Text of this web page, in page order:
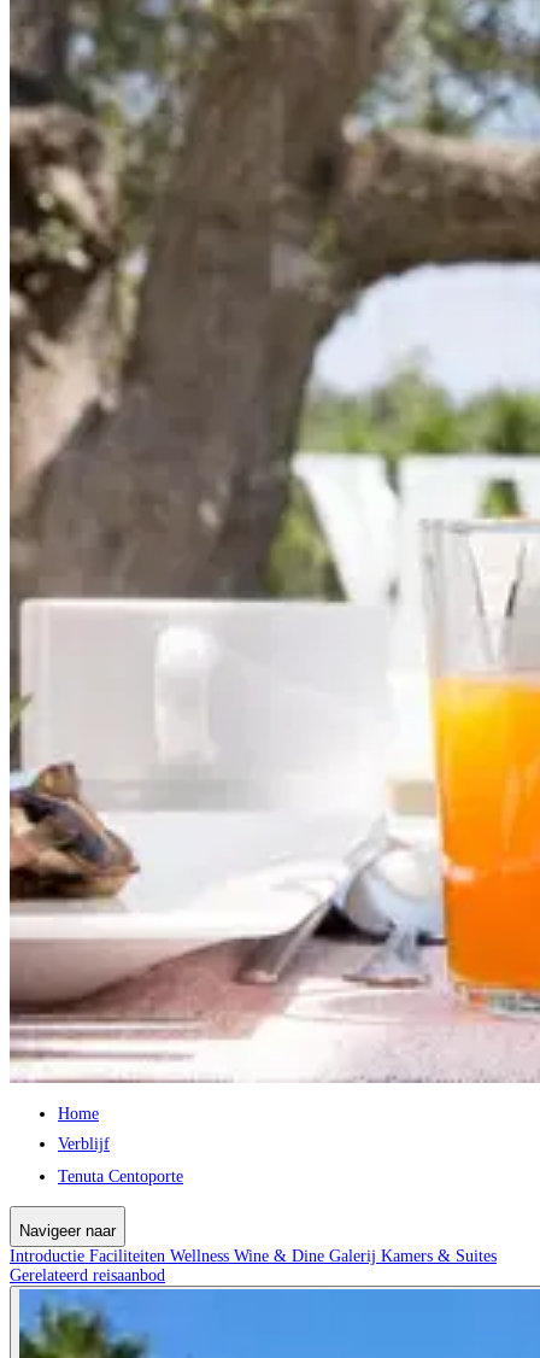
Home
Verblijf
Tenuta Centoporte
Navigeer naar
Introductie Faciliteiten Wellness Wine & Dine Galerij Kamers & Suites
Gerelateerd reisaanbod